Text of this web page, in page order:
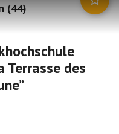
(44)
Terrasse des